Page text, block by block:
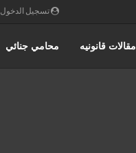
تسجيل الدخول
مقالات قانونيه محامي جنائي